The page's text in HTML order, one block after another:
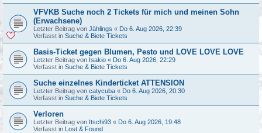
VFVKB Suche noch 2 Tickets für mich und meinen Sohn
(Erwachsene)
Letzter Beitrag von Jählings « Do 6. Aug 2026, 22:39
Verfasst in Suche & Biete Tickets
Basis-Ticket gegen Blumen, Pesto und LOVE LOVE LOVE
Letzter Beitrag von Isakio « Do 6. Aug 2026, 22:29
Verfasst in Suche & Biete Tickets
Suche einzelnes Kinderticket ATTENSION
Letzter Beitrag von catycuba « Do 6. Aug 2026, 20:30
Verfasst in Suche & Biete Tickets
Verloren
Letzter Beitrag von Itschi93 « Do 6. Aug 2026, 19:48
Verfasst in Lost & Found